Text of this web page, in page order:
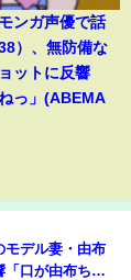
ンガ声優で話
）、無防備な
ットに反響
っ」(ABEMA
モデル妻・由布
「口が由布ちゃ